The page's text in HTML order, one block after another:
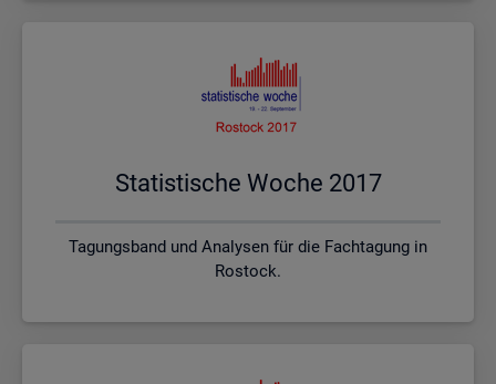
Sta­tis­ti­sche Woche 2017
Tagungsband und Analysen für die Fachtagung in
Rostock.